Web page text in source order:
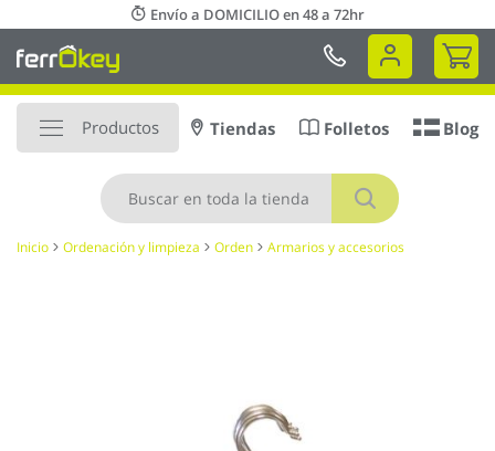
al
contenido
Envío a DOMICILIO en 48 a 72hr
Mi
Productos
Buscar
Tiendas Folletos Blog
Inicio Ordenación y limpieza Orden Armarios y accesorios